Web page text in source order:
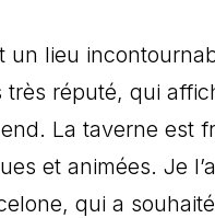
un lieu
très réputé, qui
La taverne est
et animées. Je
qui a